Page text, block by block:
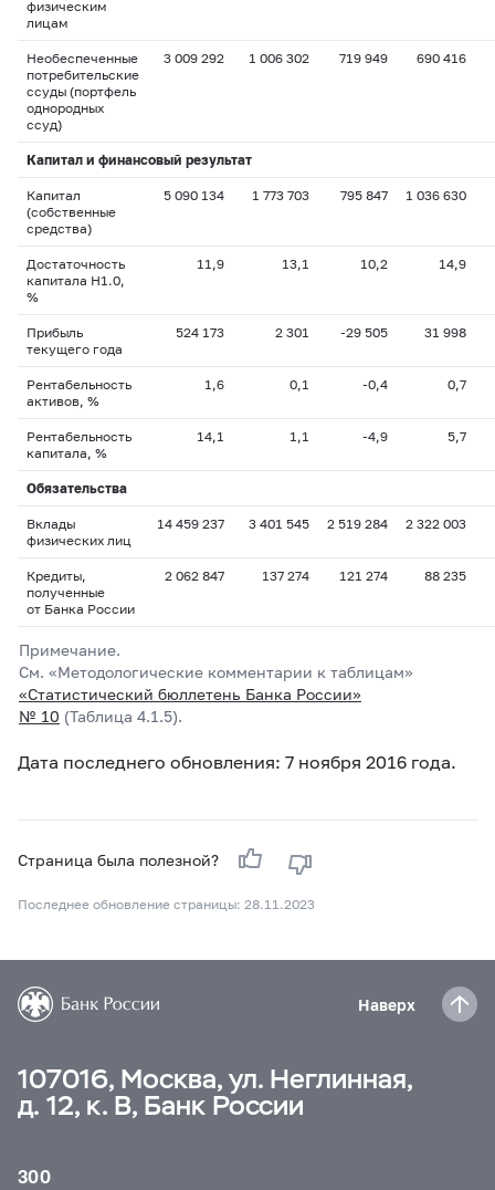
физическим
лицам
Необеспеченные
потребительские
ссуды (портфель
однородных
ссуд)
3 009 292 1 006 302 719 949 690 416
Капитал и финансовый результат
Капитал
(собственные
средства)
5 090 134 1 773 703 795 847 1 036 630
Достаточность
капитала H1.0,
%
11,9 13,1 10,2 14,9
Прибыль
текущего года
524 173 2 301 -29 505 31 998
Рентабельность
активов, %
1,6 0,1 -0,4 0,7
Рентабельность
капитала, %
14,1 1,1 -4,9 5,7
Обязательства
Вклады
физических лиц
14 459 237 3 401 545 2 519 284 2 322 003
Кредиты,
полученные
от Банка России
2 062 847 137 274 121 274 88 235
Примечание.
См. «Методологические комментарии к таблицам»
«Статистический бюллетень Банка России»
№ 10 (Таблица 4.1.5).
Дата последнего обновления: 7 ноября 2016 года.
Страница была полезной?
Последнее обновление страницы: 28.11.2023
Наверх
107016, Москва, ул. Неглинная,
д. 12, к. В, Банк России
300